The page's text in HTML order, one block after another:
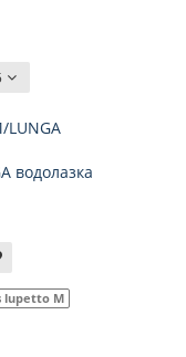
водолазка
lupetto M